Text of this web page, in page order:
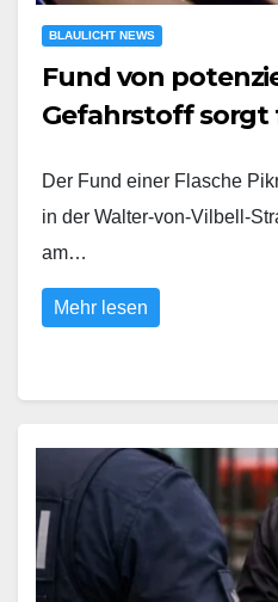
BLAULICHT NEWS
Fund von
Gefahrstoff sorgt
Der Fund einer Flasche
in der Walter-von-Vilbell-
am…
Mehr lesen